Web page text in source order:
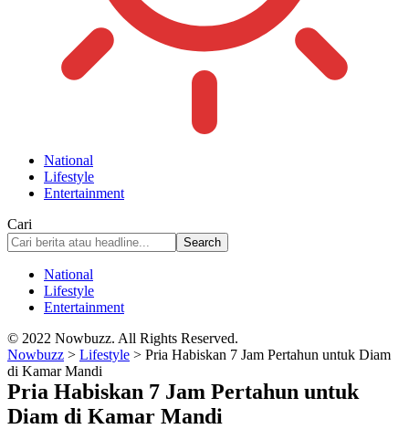
National
Lifestyle
Entertainment
Cari
National
Lifestyle
Entertainment
© 2022 Nowbuzz. All Rights Reserved.
Nowbuzz > Lifestyle > Pria Habiskan 7 Jam Pertahun untuk Diam
di Kamar Mandi
Pria Habiskan 7 Jam Pertahun untuk
Diam di Kamar Mandi